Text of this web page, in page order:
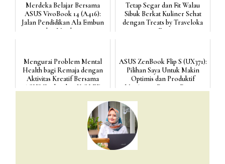
Merdeka Belajar Bersama
ASUS VivoBook 14 (A416):
Jalan Pendidikan Ala Embun
dan Matahari
Tetap Segar dan Fit Walau
Sibuk Berkat Kuliner Sehat
dengan Treats by Traveloka
Eat
Mengurai Problem Mental
Health bagi Remaja dengan
Aktivitas Kreatif Bersama
ASUS Zenbook 14X OLED
ASUS ZenBook Flip S (UX371):
Pilihan Saya Untuk Makin
Optimis dan Produktif
Menjaring Potensi Bisnis...